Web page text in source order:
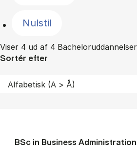
Nulstil
Viser 4 ud af 4 Bacheloruddannelser
Sortér efter
BSc in Busi­ness